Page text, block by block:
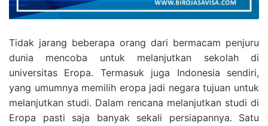
Tidak jarang beberapa orang dari bermacam penjuru
dunia mencoba untuk melanjutkan sekolah di
universitas Eropa. Termasuk juga Indonesia sendiri,
yang umumnya memilih eropa jadi negara tujuan untuk
melanjutkan studi. Dalam rencana melanjutkan studi di
Eropa pasti saja banyak sekali persiapannya. Satu